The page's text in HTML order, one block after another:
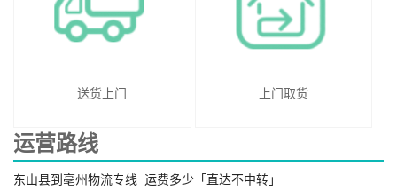
送货上门 上门取货
运营路线
东山县到亳州物流专线_运费多少「直达不中转」